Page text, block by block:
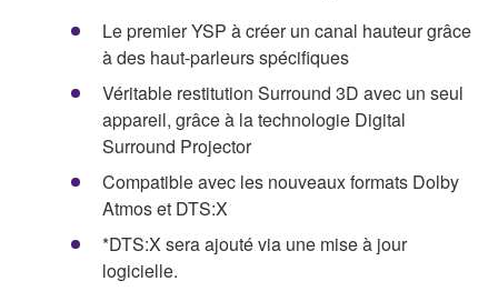
Le premier YSP à créer un canal hauteur grâce
à des haut-parleurs spécifiques
Véritable restitution Surround 3D avec un seul
appareil, grâce à la technologie Digital
Surround Projector
Compatible avec les nouveaux formats Dolby
Atmos et DTS:X
*DTS:X sera ajouté via une mise à jour
logicielle.